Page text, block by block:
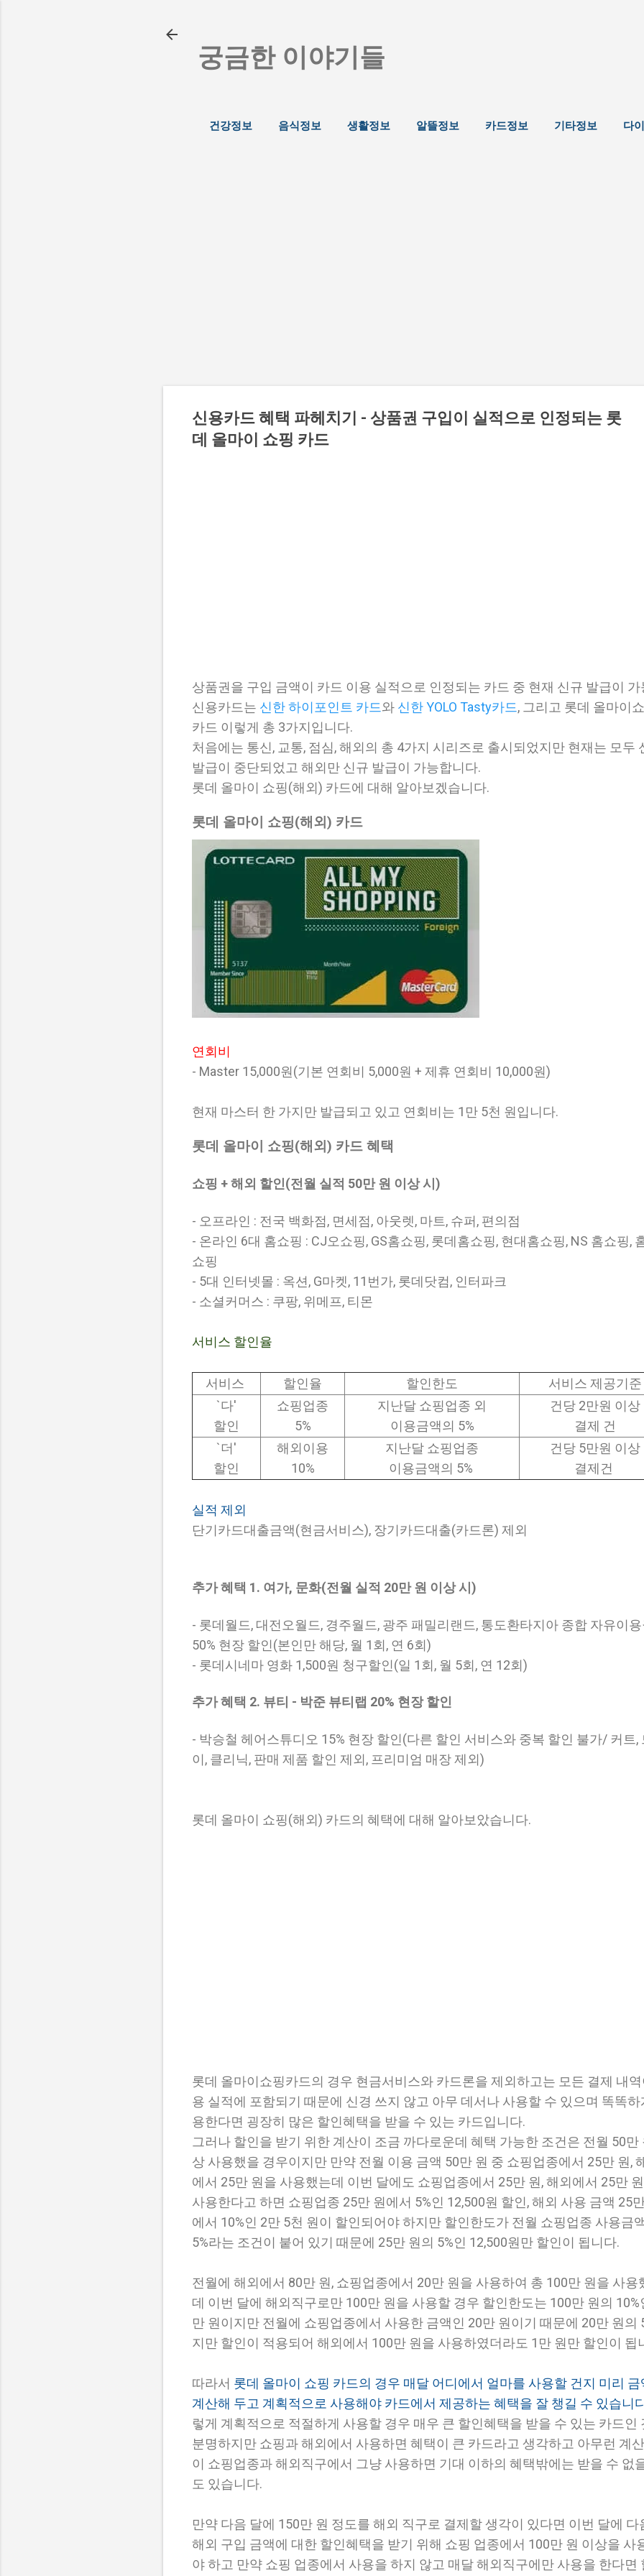
궁금한 이야기들
건강정보 음식정보 생활정보 알뜰정보 카드정보 기타정보 다
신용카드 혜택 파헤치기 - 상품권 구입이 실적으로 인정되는 롯
데 올마이 쇼핑 카드
상품권을 구입 금액이 카드 이용 실적으로 인정되는 카드 중 현재 신규 발급이 가
신용카드는 신한 하이포인트 카드와 신한 YOLO Tasty카드, 그리고 롯데 올마이
카드 이렇게 총 3가지입니다.
처음에는 통신, 교통, 점심, 해외의 총 4가지 시리즈로 출시되었지만 현재는 모두
발급이 중단되었고 해외만 신규 발급이 가능합니다.
롯데 올마이 쇼핑(해외) 카드에 대해 알아보겠습니다.
롯데 올마이 쇼핑(해외) 카드
연회비
- Master 15,000원(기본 연회비 5,000원 + 제휴 연회비 10,000원)
현재 마스터 한 가지만 발급되고 있고 연회비는 1만 5천 원입니다.
롯데 올마이 쇼핑(해외) 카드 혜택
쇼핑 + 해외 할인(전월 실적 50만 원 이상 시)
- 오프라인 : 전국 백화점, 면세점, 아웃렛, 마트, 슈퍼, 편의점
- 온라인 6대 홈쇼핑 : CJ오쇼핑, GS홈쇼핑, 롯데홈쇼핑, 현대홈쇼핑, NS 홈쇼핑,
쇼핑
- 5대 인터넷몰 : 옥션, G마켓, 11번가, 롯데닷컴, 인터파크
- 소셜커머스 : 쿠팡, 위메프, 티몬
서비스 할인율
서비스 할인율 할인한도
서비스 제공기준
`다'
할인
쇼핑업종
5%
지난달 쇼핑업종 외
이용금액의 5%
건당 2만원 이상
결제 건
`더'
할인
해외이용
10%
지난달 쇼핑업종
이용금액의 5%
건당 5만원 이상
결제건
실적 제외
단기카드대출금액(현금서비스), 장기카드대출(카드론) 제외
추가 혜택 1. 여가, 문화(전월 실적 20만 원 이상 시)
- 롯데월드, 대전오월드, 경주월드, 광주 패밀리랜드, 통도환타지아 종합 자유이
50% 현장 할인(본인만 해당, 월 1회, 연 6회)
- 롯데시네마 영화 1,500원 청구할인(일 1회, 월 5회, 연 12회)
추가 혜택 2. 뷰티 - 박준 뷰티랩 20% 현장 할인
- 박승철 헤어스튜디오 15% 현장 할인(다른 할인 서비스와 중복 할인 불가/ 커트,
이, 클리닉, 판매 제품 할인 제외, 프리미엄 매장 제외)
롯데 올마이 쇼핑(해외) 카드의 혜택에 대해 알아보았습니다.
롯데 올마이쇼핑카드의 경우 현금서비스와 카드론을 제외하고는 모든 결제 내
용 실적에 포함되기 때문에 신경 쓰지 않고 아무 데서나 사용할 수 있으며 똑똑하
용한다면 굉장히 많은 할인혜택을 받을 수 있는 카드입니다.
그러나 할인을 받기 위한 계산이 조금 까다로운데 혜택 가능한 조건은 전월 50만
상 사용했을 경우이지만 만약 전월 이용 금액 50만 원 중 쇼핑업종에서 25만 원,
에서 25만 원을 사용했는데 이번 달에도 쇼핑업종에서 25만 원, 해외에서 25만
사용한다고 하면 쇼핑업종 25만 원에서 5%인 12,500원 할인, 해외 사용 금액 25
에서 10%인 2만 5천 원이 할인되어야 하지만 할인한도가 전월 쇼핑업종 사용금
5%라는 조건이 붙어 있기 때문에 25만 원의 5%인 12,500원만 할인이 됩니다.
전월에 해외에서 80만 원, 쇼핑업종에서 20만 원을 사용하여 총 100만 원을 사용
데 이번 달에 해외직구로만 100만 원을 사용할 경우 할인한도는 100만 원의 10%
만 원이지만 전월에 쇼핑업종에서 사용한 금액인 20만 원이기 때문에 20만 원의
지만 할인이 적용되어 해외에서 100만 원을 사용하였더라도 1만 원만 할인이 됩
따라서 롯데 올마이 쇼핑 카드의 경우 매달 어디에서 얼마를 사용할 건지 미리 금
계산해 두고 계획적으로 사용해야 카드에서 제공하는 혜택을 잘 챙길 수 있습니
렇게 계획적으로 적절하게 사용할 경우 매우 큰 할인혜택을 받을 수 있는 카드인
분명하지만 쇼핑과 해외에서 사용하면 혜택이 큰 카드라고 생각하고 아무런 계
이 쇼핑업종과 해외직구에서 그냥 사용하면 기대 이하의 혜택밖에는 받을 수 없
도 있습니다.
만약 다음 달에 150만 원 정도를 해외 직구로 결제할 생각이 있다면 이번 달에 다
해외 구입 금액에 대한 할인혜택을 받기 위해 쇼핑 업종에서 100만 원 이상을 사
야 하고 만약 쇼핑 업종에서 사용을 하지 않고 매달 해외직구에만 사용을 한다면